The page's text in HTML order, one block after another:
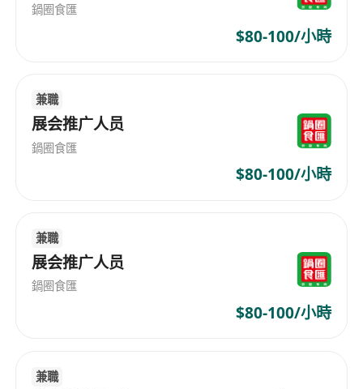
市場營銷、傳媒等相關領域學士學位，2年以上
精通至少一個社交媒體平台運營與電商推廣，具
備優秀文案能力。
熟悉設計軟件（如PS/AI）或數據分析工具（如
鍋圈食匯
$80-100/小時
兼職
展会推广人员
鍋圈食匯
$80-100/小時
兼職
展会推广人员
鍋圈食匯
$80-100/小時
兼職